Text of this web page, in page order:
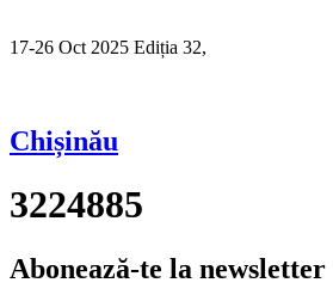
17-26 Oct 2025 Ediția 32,
Chișinău
3224885
Abonează-te la newsletter